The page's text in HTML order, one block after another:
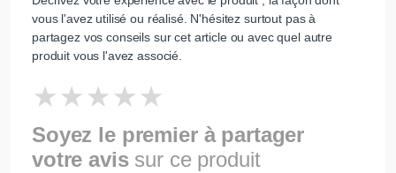
vous l'avez utilisé ou réalisé. N'hésitez surtout pas à
partagez vos conseils sur cet article ou avec quel autre
produit vous l'avez associé.
Soyez le premier à partager
votre avis sur ce produit